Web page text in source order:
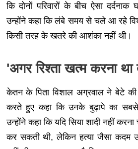
कि दोनों परिवारों के बीच ऐसा
उन्होंने कहा कि लंबे समय से चले आ रहे
किसी तरह के खतरे की आशंका नहीं थी।
'अगर रिश्ता खत्म करना था
केतन के पिता विशाल अग्रवाल ने बेटे
करते हुए कहा कि उनके बुढ़ापे का सबसे
उन्होंने कहा कि यदि सिया शादी नहीं करना
कर सकती थी, लेकिन हत्या जैसा कदम